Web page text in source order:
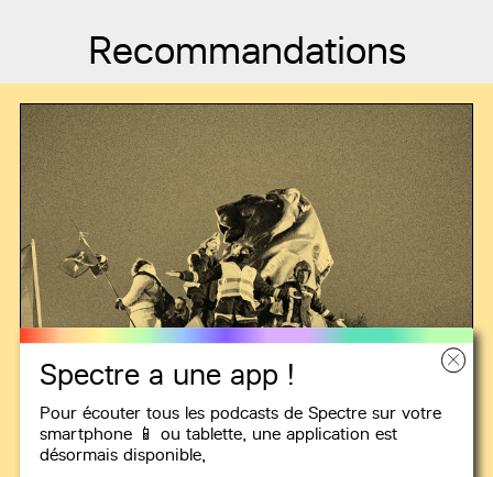
Spectre a une app !
Pour écouter tous les podcasts de Spectre sur votre
smartphone 📱 ou tablette, uneapplication est
désormais disponible,
Recommandations